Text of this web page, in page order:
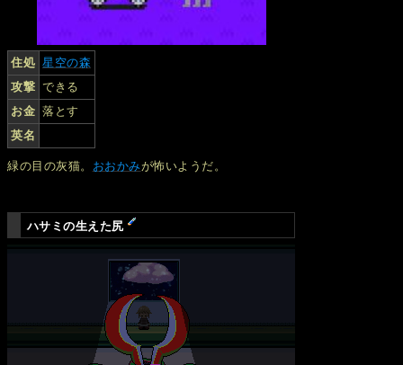
住処 星空の森
攻撃 できる
お金 落とす
英名
緑の目の灰猫。 おおかみが怖いようだ。
ハサミの生えた尻